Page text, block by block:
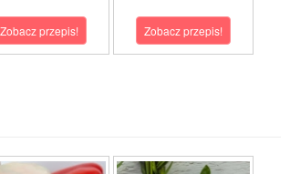
Zobacz przepis! Zobacz przepis!